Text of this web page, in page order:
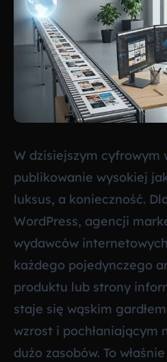
W dzisiejszym cyfrowym
publikowanie wysokiej
luksus, a konieczność.
WordPress, agencji
wydawców
każdego pojedynczego
produktu lub strony
staje się wąskim
wzrost i pochłaniającym
dużo zasobów. To